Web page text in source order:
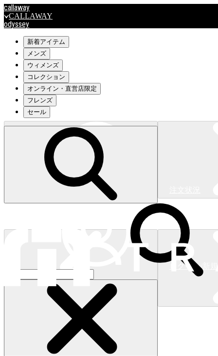
callaway
CALLAWAY
odyssey
travismathew
outlet
OUTLET
キャロウェイアパレルはこちら>>>
ログイン/新
ショッピングカート )
新着アイテム
メンズ
ウィメンズ
コレクション
オンライン・直営店限定
フレンズ
セール